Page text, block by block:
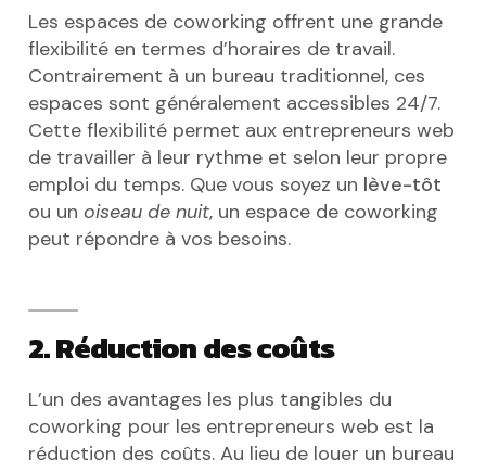
Les espaces de coworking offrent une grande
flexibilité en termes d’horaires de travail.
Contrairement à un bureau traditionnel, ces
espaces sont généralement accessibles 24/7.
Cette flexibilité permet aux entrepreneurs web
de travailler à leur rythme et selon leur propre
emploi du temps. Que vous soyez un lève-tôt
ou un oiseau de nuit, un espace de coworking
peut répondre à vos besoins.
2. Réduction des coûts
L’un des avantages les plus tangibles du
coworking pour les entrepreneurs web est la
réduction des coûts. Au lieu de louer un bureau